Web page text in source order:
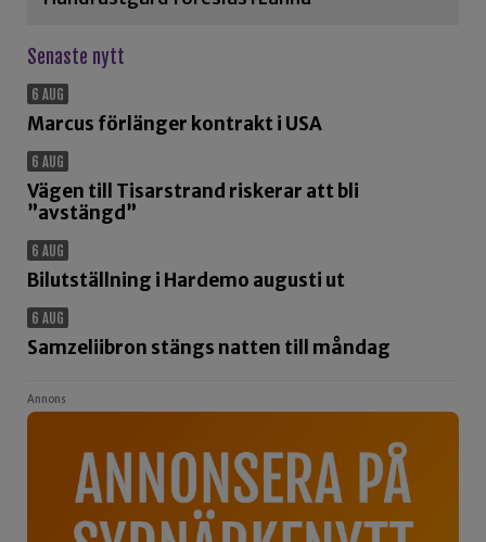
Senaste nytt
6 AUG
Marcus förlänger kontrakt i USA
6 AUG
Vägen till Tisarstrand riskerar att bli
”avstängd”
6 AUG
Bilutställning i Hardemo augusti ut
6 AUG
Samzeliibron stängs natten till måndag
Annons